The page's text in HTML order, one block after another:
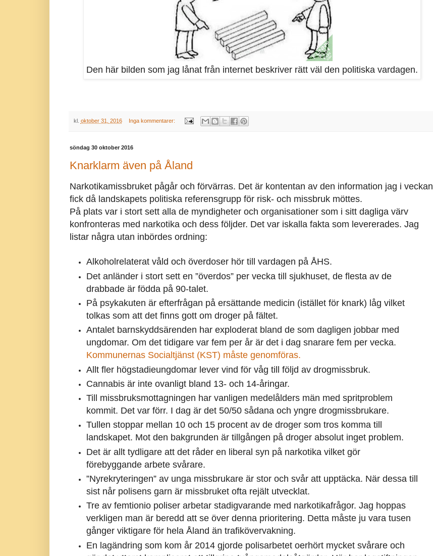
Den här bilden som jag lånat från internet beskriver rätt väl den politiska vardagen.
kl. oktober 31, 2016 Inga kommentarer:
söndag 30 oktober 2016
Knarklarm även på Åland
Narkotikamissbruket pågår och förvärras. Det är kontentan av den information jag i veckan
fick då landskapets politiska referensgrupp för risk- och missbruk möttes.
På plats var i stort sett alla de myndigheter och organisationer som i sitt dagliga värv
konfronteras med narkotika och dess följder. Det var iskalla fakta som levererades. Jag
listar några utan inbördes ordning:
Alkoholrelaterat våld och överdoser hör till vardagen på ÅHS.
Det anländer i stort sett en ”överdos” per vecka till sjukhuset, de flesta av de
drabbade är födda på 90-talet.
På psykakuten är efterfrågan på ersättande medicin (istället för knark) låg vilket
tolkas som att det finns gott om droger på fältet.
Antalet barnskyddsärenden har exploderat bland de som dagligen jobbar med
ungdomar. Om det tidigare var fem per år är det i dag snarare fem per vecka.
Kommunernas Socialtjänst (KST) måste genomföras.
Allt fler högstadieungdomar lever vind för våg till följd av drogmissbruk.
Cannabis är inte ovanligt bland 13- och 14-åringar.
Till missbruksmottagningen har vanligen medelålders män med spritproblem
kommit. Det var förr. I dag är det 50/50 sådana och yngre drogmissbrukare.
Tullen stoppar mellan 10 och 15 procent av de droger som tros komma till
landskapet. Mot den bakgrunden är tillgången på droger absolut inget problem.
Det är allt tydligare att det råder en liberal syn på narkotika vilket gör
förebyggande arbete svårare.
”Nyrekryteringen” av unga missbrukare är stor och svår att upptäcka. När dessa till
sist når polisens garn är missbruket ofta rejält utvecklat.
Tre av femtionio poliser arbetar stadigvarande med narkotikafrågor. Jag hoppas
verkligen man är beredd att se över denna prioritering. Detta måste ju vara tusen
gånger viktigare för hela Åland än trafikövervakning.
En lagändring som kom år 2014 gjorde polisarbetet oerhört mycket svårare och